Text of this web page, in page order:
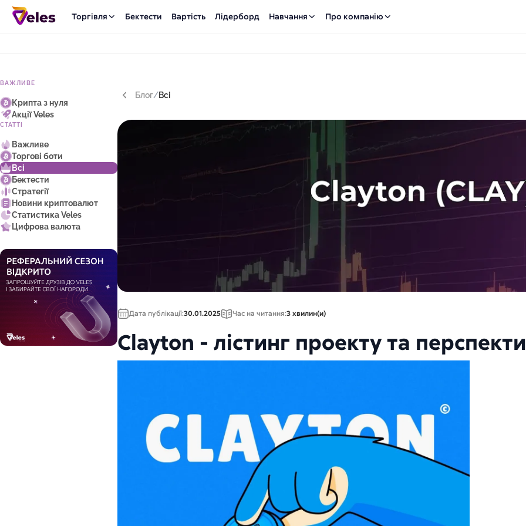
Торгівля Бектести Вартість Лідерборд Навчання Про компанію
ВАЖЛИВЕ
Крипта з нуля
Акції Veles
СТАТТІ
Важливе
Торгові боти
Всі
Бектести
Стратегії
Новини криптовалют
Статистика Veles
Цифрова валюта
Блог/Всі
Дата публікації:30.01.2025 Час на читання:3 хвилин(и)
Clayton - лістинг проекту та